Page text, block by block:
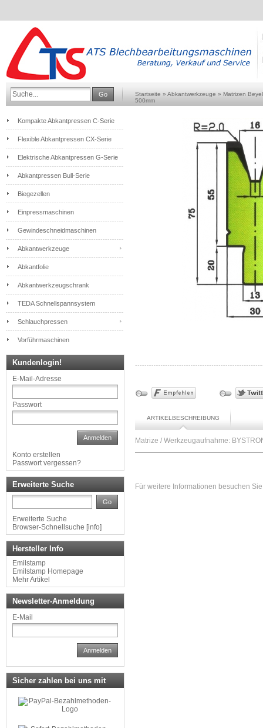
Go Startseite » Abkantwerkzeuge » Matrizen
500mm
ARTIKELBESCHREIBUNG
Matrize / Werkzeugaufnahme:
Für weitere Informationen besuchen
Kompakte Abkantpressen C-Serie
Flexible Abkantpressen CX-Serie
Elektrische Abkantpressen G-Serie
Abkantpressen Bull-Serie
Biegezellen
Einpressmaschinen
Gewindeschneidmaschinen
Abkantwerkzeuge
Abkantfolie
Abkantwerkzeugschrank
TEDA Schnellspannsystem
Schlauchpressen
Vorführmaschinen
Kundenlogin!
E-Mail-Adresse
Passwort
Anmelden
Konto erstellen
Passwort vergessen?
Erweiterte Suche
Go
Erweiterte Suche
Browser-Schnellsuche [info]
Hersteller Info
Emilstamp
Emilstamp Homepage
Mehr Artikel
Newsletter-Anmeldung
E-Mail
Anmelden
Sicher zahlen bei uns mit